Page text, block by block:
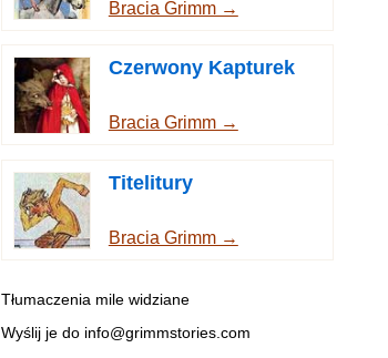
Bracia Grimm →
Czerwony Kapturek
Bracia Grimm →
Titelitury
Bracia Grimm →
Tłumaczenia mile widziane
Wyślij je do info@grimmstories.com